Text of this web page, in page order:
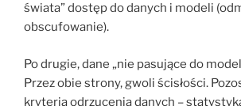
świata” dostęp do danych i modeli
obscufowanie).
Po drugie, dane „nie pasujące do
Przez obie strony, gwoli ścisłości.
kryteria odrzucenia danych –